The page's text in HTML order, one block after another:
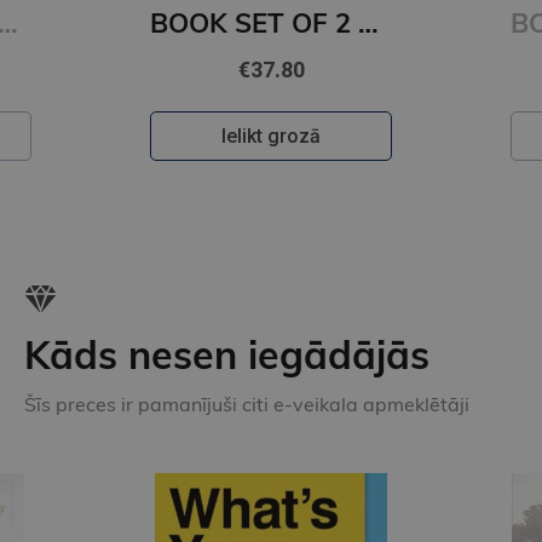
With Us + It Starts with Us BOOK SET OF 2 Titles: Alchemy of Secrets + Wild Reverence
€37.80
Ielikt grozā
Kāds nesen iegādājās
Šīs preces ir pamanījuši citi e-veikala apmeklētāji